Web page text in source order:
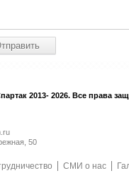
2013- 2026. Все права
50
СМИ о нас